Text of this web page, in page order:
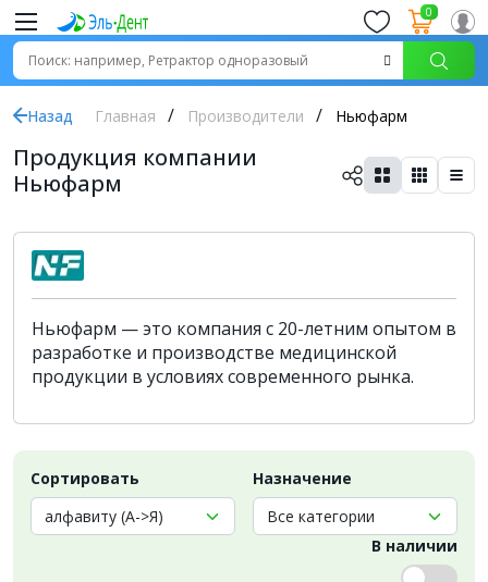
0
Назад Главная Производители Ньюфарм
Продукция компании
Ньюфарм
Ньюфарм — это компания с 20-летним опытом в
разработке и производстве медицинской
продукции в условиях современного рынка.
Сортировать Назначение
В наличии